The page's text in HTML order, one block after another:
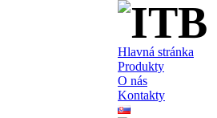
Hlavná stránka
Produkty
O nás
Kontakty